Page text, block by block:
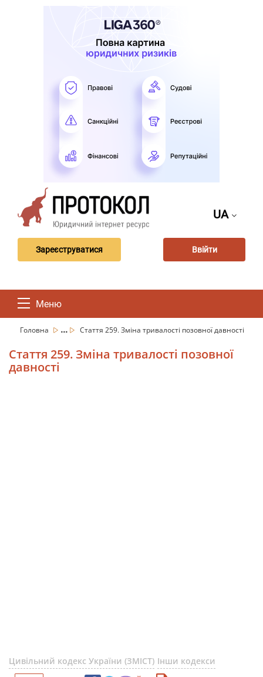
UA
Зареєструватися Ввійти
Меню
Головна ... Стаття 259. Зміна тривалості позовної давності
Стаття 259. Зміна тривалості позовної
давності
Цивільний кодекс України (ЗМІСТ) Інши кодекси